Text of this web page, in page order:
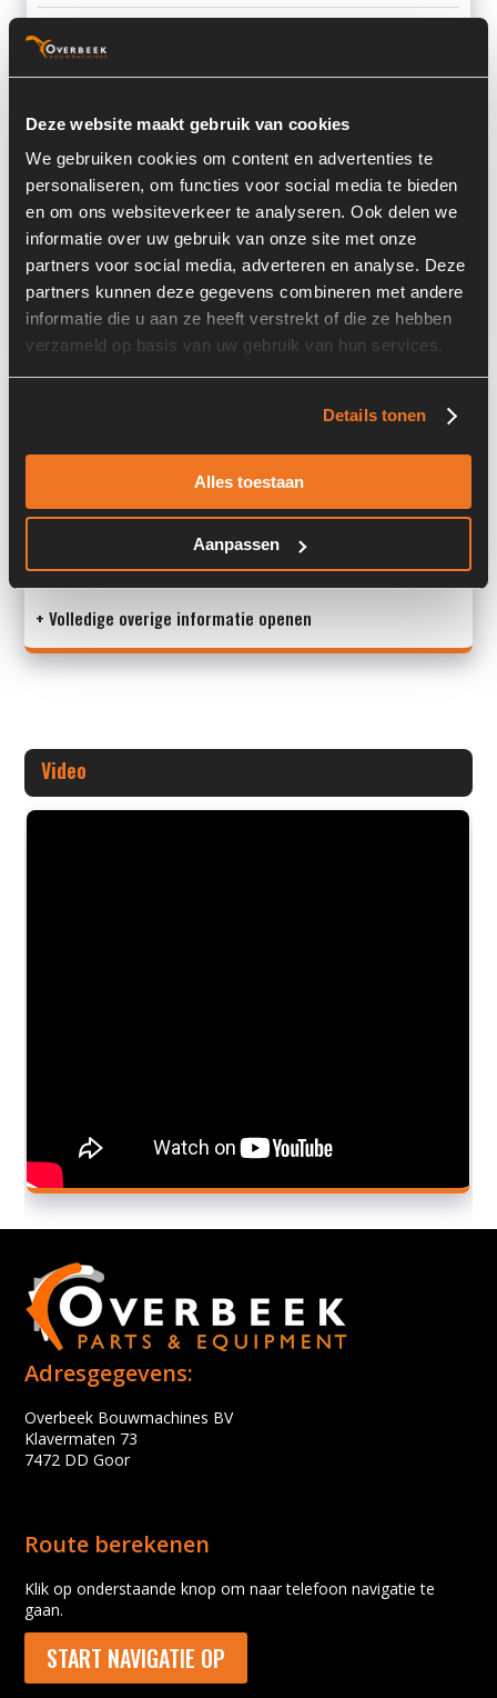
Deze website maakt gebruik van cookies
We gebruiken cookies om content en advertenties te
personaliseren, om functies voor social media te bieden
en om ons websiteverkeer te analyseren. Ook delen we
informatie over uw gebruik van onze site met onze
partners voor social media, adverteren en analyse. Deze
partners kunnen deze gegevens combineren met andere
informatie die u aan ze heeft verstrekt of die ze hebben
verzameld op basis van uw gebruik van hun services.
Details tonen
Alles toestaan
Aanpassen
Informatie
Locatie:
4D6I
Past op de volgende machines:
Caterpillar 924 G
Land:
Nederland
Type 2: 2274321
+ Volledige overige informatie openen
Video
Adresgegevens:
Overbeek Bouwmachines BV
Klavermaten 73
7472 DD Goor
Route berekenen
Klik op onderstaande knop om naar telefoon navigatie te
gaan.
START NAVIGATIE OP